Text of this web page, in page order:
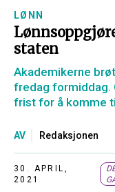
LØNN
staten
Akademikerne
fredag formiddag.
frist for å komme
AV Redaksjonen
30. APRIL,
2021